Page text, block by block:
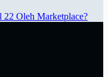
22 Oleh Marketplace?